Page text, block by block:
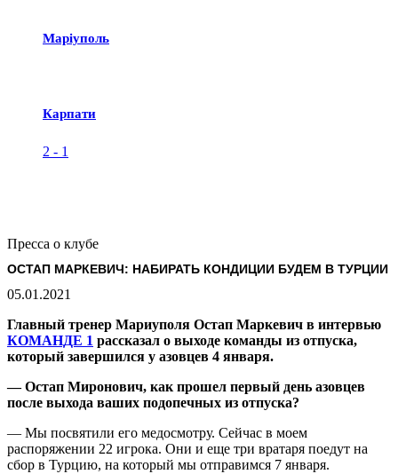
Маріуполь
Карпати
2 - 1
Пресса о клубе
ОСТАП МАРКЕВИЧ: НАБИРАТЬ КОНДИЦИИ БУДЕМ В ТУРЦИИ
05.01.2021
Главный тренер Мариуполя Остап Маркевич в интервью
КОМАНДЕ 1 рассказал о выходе команды из отпуска,
который завершился у азовцев 4 января.
— Остап Миронович, как прошел первый день азовцев
после выхода ваших подопечных из отпуска?
— Мы посвятили его медосмотру. Сейчас в моем
распоряжении 22 игрока. Они и еще три вратаря поедут на
сбор в Турцию, на который мы отправимся 7 января.